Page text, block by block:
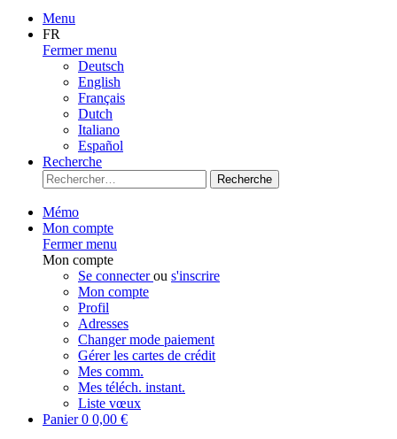
Menu
FR
Fermer menu
Deutsch
English
Français
Dutch
Italiano
Español
Recherche
Recherche
Mémo
Mon compte
Fermer menu
Mon compte
Se connecterou s'inscrire
Mon compte
Profil
Adresses
Changer mode paiement
Gérer les cartes de crédit
Mes comm.
Mes téléch. instant.
Liste vœux
Panier0 0,00 €